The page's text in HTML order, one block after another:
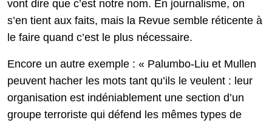
vont dire que c’est notre nom. En journalisme, on
s’en tient aux faits, mais la Revue semble réticente à
le faire quand c’est le plus nécessaire.
Encore un autre exemple : « Palumbo-Liu et Mullen
peuvent hacher les mots tant qu’ils le veulent : leur
organisation est indéniablement une section d’un
groupe terroriste qui défend les mêmes types de